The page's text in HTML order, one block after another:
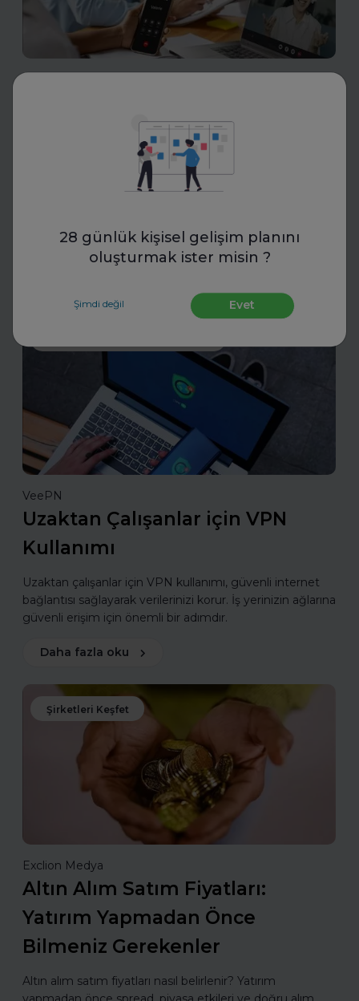
28 günlük kişisel gelişim planını
oluşturmak ister misin ?
Şimdi değil Evet
Yapay Zekâ ile Transkript
İK uzmanları, yapay zekâ destekli transkriptlerle mülakat
objektif değerlendirme ve standartlaşmayı mümkün
VeePN
Uzaktan Çalışanlar için VPN
Kullanımı
Uzaktan çalışanlar için VPN kullanımı, güvenli internet
bağlantısı sağlayarak verilerinizi korur. İş yerinizin ağlarına
güvenli erişim için önemli bir adımdır.
Daha fazla oku
Şirketleri Keşfet
Exclion Medya
Altın Alım Satım Fiyatları:
Yatırım Yapmadan Önce
Bilmeniz Gerekenler
Altın alım satım fiyatları nasıl belirlenir? Yatırım